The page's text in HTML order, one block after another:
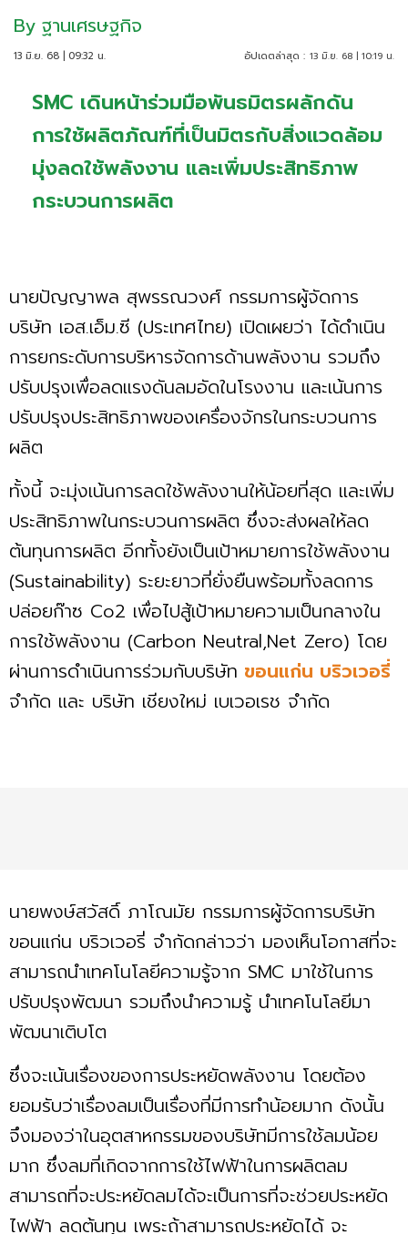
By ฐานเศรษฐกิจ
13 มิ.ย. 68 | 09:32 น. อัปเดตล่าสุด : 13 มิ.ย. 68 | 10:19 น.
SMC เดินหน้าร่วมมือพันธมิตรผลักดัน
การใช้ผลิตภัณฑ์ที่เป็นมิตรกับสิ่งแวดล้อม
มุ่งลดใช้พลังงาน และเพิ่มประสิทธิภาพ
กระบวนการผลิต
นายปัญญาพล สุพรรณวงศ์ กรรมการผู้จัดการ
บริษัท เอส.เอ็ม.ซี (ประเทศไทย) เปิดเผยว่า ได้ดำเนิน
การยกระดับการบริหารจัดการด้านพลังงาน รวมถึง
ปรับปรุงเพื่อลดแรงดันลมอัดในโรงงาน และเน้นการ
ปรับปรุงประสิทธิภาพของเครื่องจักรในกระบวนการ
ผลิต
ทั้งนี้ จะมุ่งเน้นการลดใช้พลังงานให้น้อยที่สุด และเพิ่ม
ประสิทธิภาพในกระบวนการผลิต ซึ่งจะส่งผลให้ลด
ต้นทุนการผลิต อีกทั้งยังเป็นเป้าหมายการใช้พลังงาน
(Sustainability) ระยะยาวที่ยั่งยืนพร้อมทั้งลดการ
ปล่อยก๊าซ Co2 เพื่อไปสู้เป้าหมายความเป็นกลางใน
การใช้พลังงาน (Carbon Neutral,Net Zero) โดย
ผ่านการดำเนินการร่วมกับบริษัท ขอนแก่น บริวเวอรี่
จำกัด และ บริษัท เชียงใหม่ เบเวอเรช จํากัด
นายพงษ์สวัสดิ์ ภาโณมัย กรรมการผู้จัดการบริษัท
ขอนแก่น บริวเวอรี่ จำกัดกล่าวว่า มองเห็นโอกาสที่จะ
สามารถนำเทคโนโลยีความรู้จาก SMC มาใช้ในการ
ปรับปรุงพัฒนา รวมถึงนำความรู้ นำเทคโนโลยีมา
พัฒนาเติบโต
ซึ่งจะเน้นเรื่องของการประหยัดพลังงาน โดยต้อง
ยอมรับว่าเรื่องลมเป็นเรื่องที่มีการทำน้อยมาก ดังนั้น
จึงมองว่าในอุตสาหกรรมของบริษัทมีการใช้ลมน้อย
มาก ซึ่งลมที่เกิดจากการใช้ไฟฟ้าในการผลิตลม
สามารถที่จะประหยัดลมได้จะเป็นการที่จะช่วยประหยัด
ไฟฟ้า ลดต้นทุน เพระถ้าสามารถประหยัดได้ จะ